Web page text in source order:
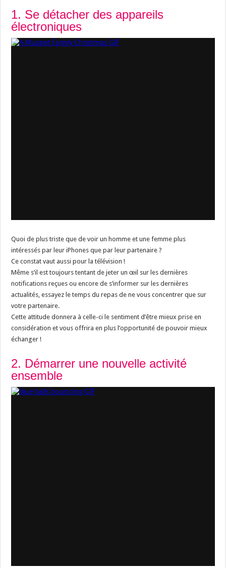
1. Se détacher des appareils
électroniques
Quoi de plus triste que de voir un homme et une femme plus
intéressés par leur iPhones que par leur partenaire ?
Ce constat vaut aussi pour la télévision !
Même s’il est toujours tentant de jeter un œil sur les dernières
notifications reçues ou encore de s’informer sur les dernières
actualités, essayez le temps du repas de ne vous concentrer que sur
votre partenaire.
Cette attitude donnera à celle-ci le sentiment d’être mieux prise en
considération et vous offrira en plus l’opportunité de pouvoir mieux
échanger !
2. Démarrer une nouvelle activité
ensemble